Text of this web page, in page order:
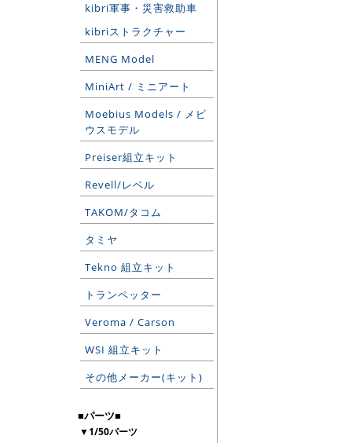
kibri軍事・災害救助車
kibriストラクチャー
MENG Model
MiniArt / ミニアート
Moebius Models / メビ
ウスモデル
Preiser組立キット
Revell/レベル
TAKOM/タコム
タミヤ
Tekno 組立キット
トランペッター
Veroma / Carson
WSI 組立キット
その他メーカー(キット)
■パーツ■
▼1/50パーツ